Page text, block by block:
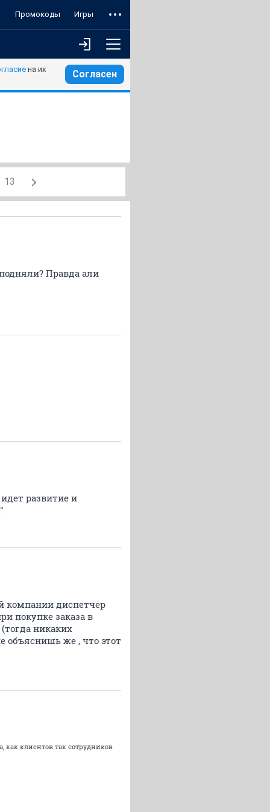
Промокоды Игры
на их Согласен
13
Правда али
развитие и
компании диспетчер
покупке заказа в
никаких
объяснишь же , что этот
клиентов так сотрудников